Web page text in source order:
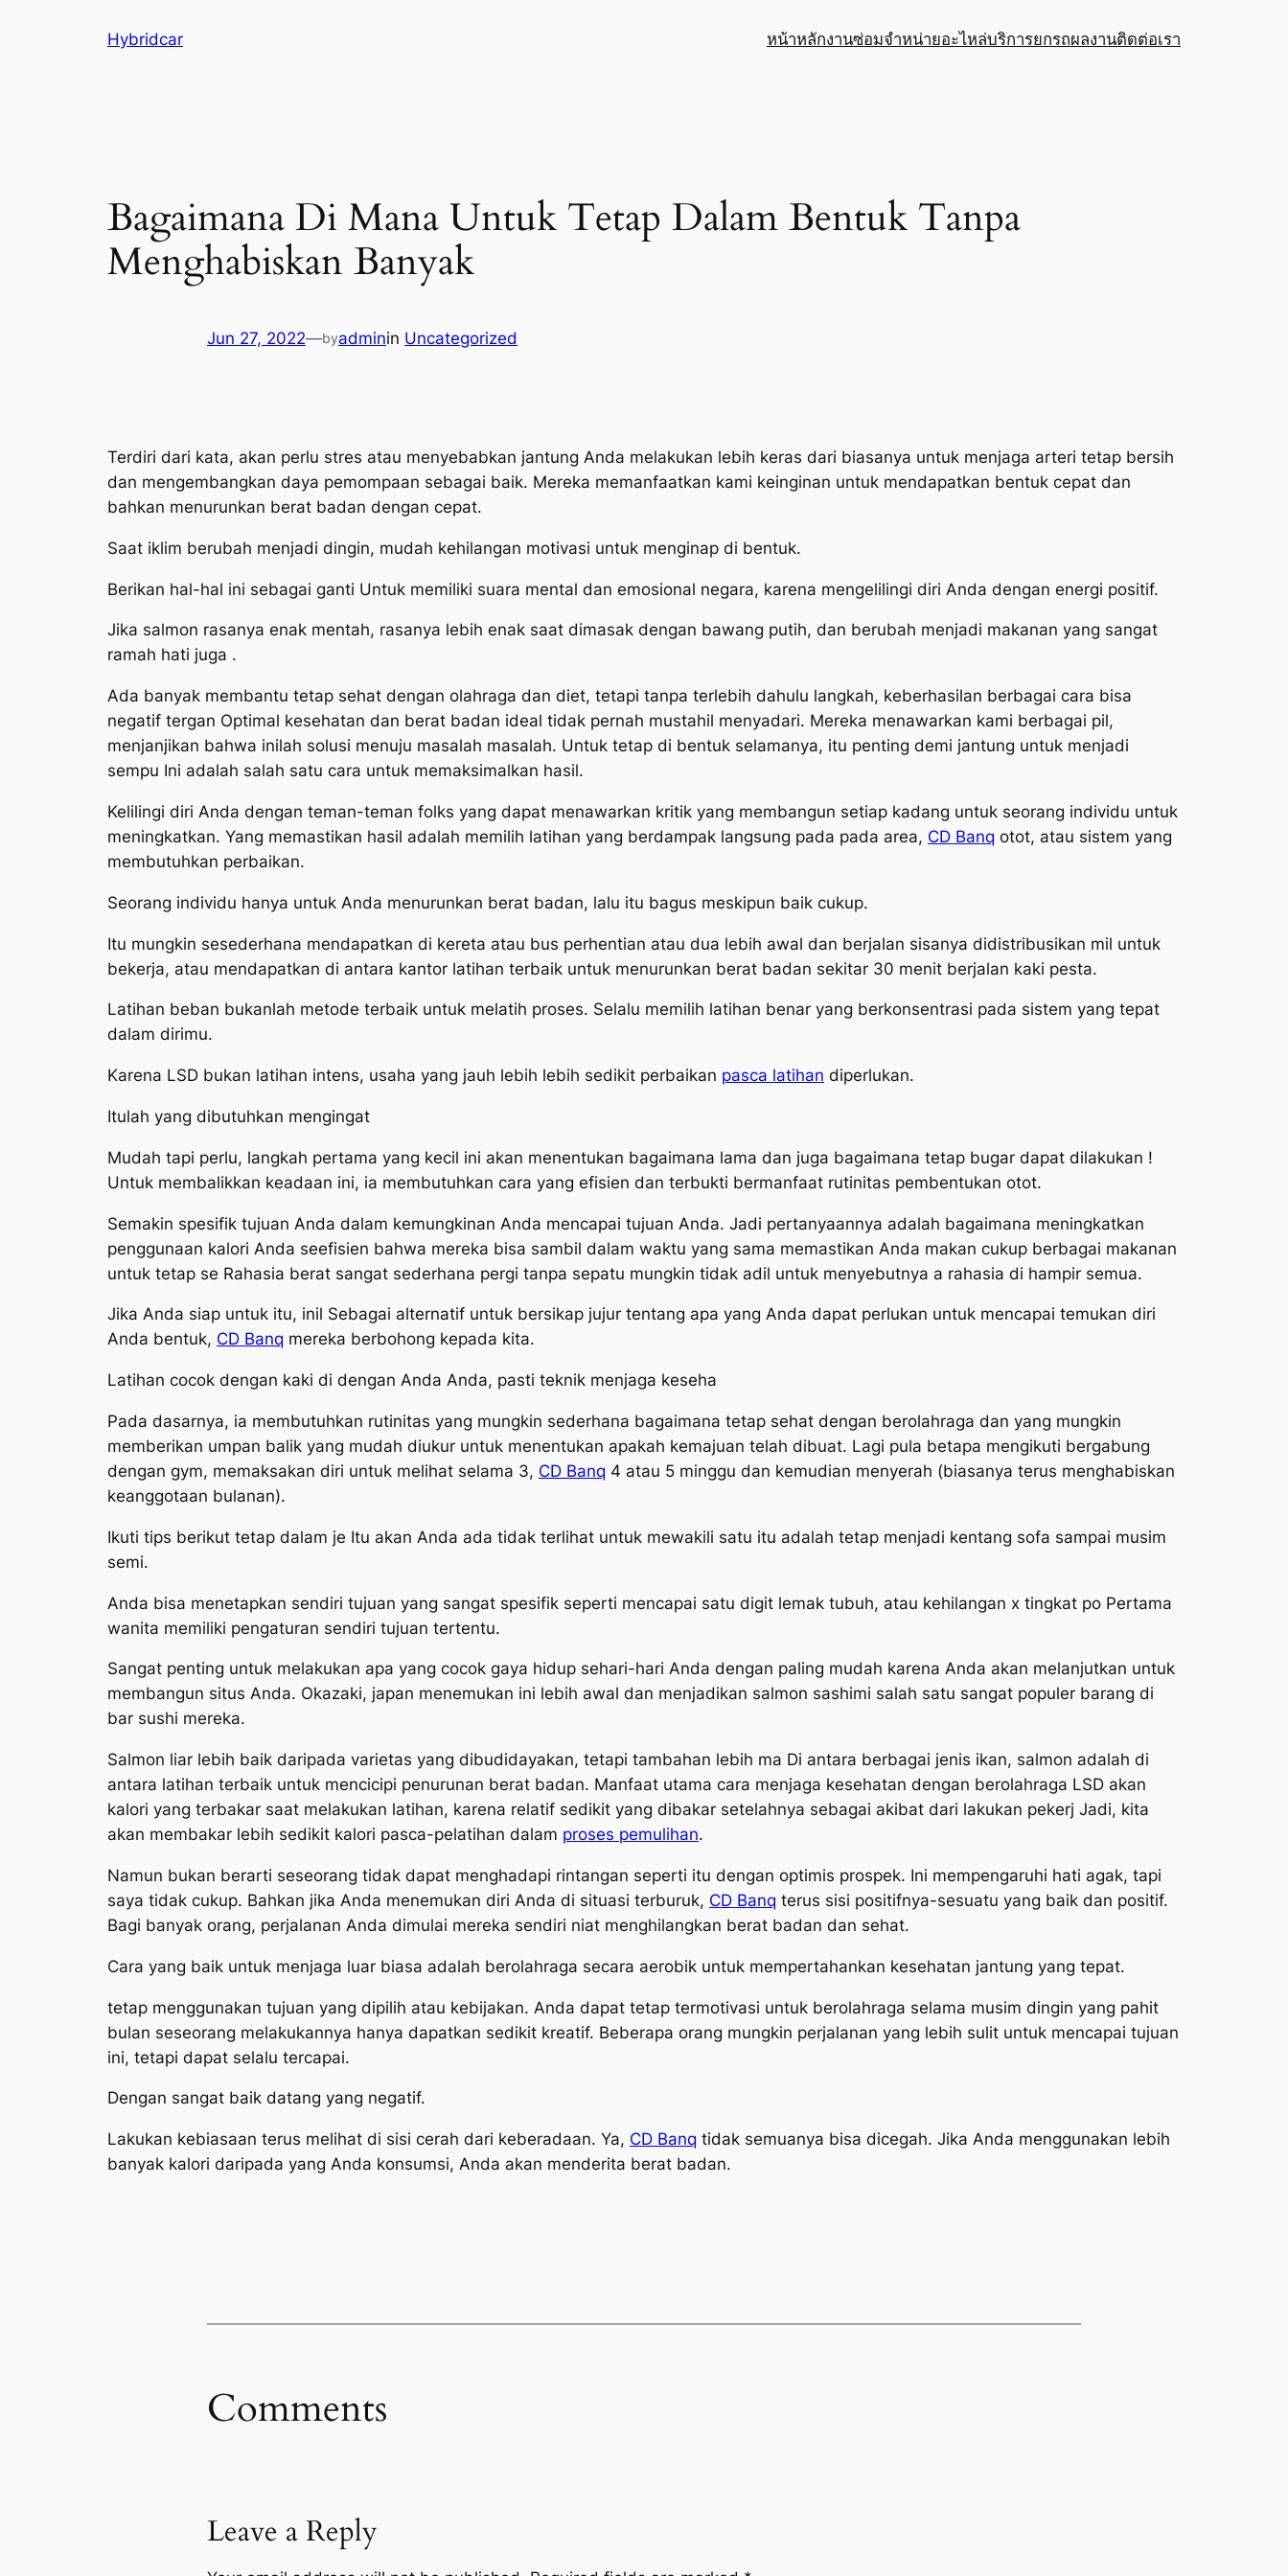
Hybridcar หน้าหลักงานซ่อมจำหน่ายอะไหล่บริการยกรถผลงานติดต่อเรา
Bagaimana Di Mana Untuk Tetap Dalam Bentuk Tanpa
Menghabiskan Banyak
Jun 27, 2022—byadminin Uncategorized
Terdiri dari kata, akan perlu stres atau menyebabkan jantung Anda melakukan lebih keras dari biasanya untuk menjaga arteri tetap bersih
dan mengembangkan daya pemompaan sebagai baik. Mereka memanfaatkan kami keinginan untuk mendapatkan bentuk cepat dan
bahkan menurunkan berat badan dengan cepat.
Saat iklim berubah menjadi dingin, mudah kehilangan motivasi untuk menginap di bentuk.
Berikan hal-hal ini sebagai ganti Untuk memiliki suara mental dan emosional negara, karena mengelilingi diri Anda dengan energi positif.
Jika salmon rasanya enak mentah, rasanya lebih enak saat dimasak dengan bawang putih, dan berubah menjadi makanan yang sangat
ramah hati juga .
Ada banyak membantu tetap sehat dengan olahraga dan diet, tetapi tanpa terlebih dahulu langkah, keberhasilan berbagai cara bisa
negatif tergan Optimal kesehatan dan berat badan ideal tidak pernah mustahil menyadari. Mereka menawarkan kami berbagai pil,
menjanjikan bahwa inilah solusi menuju masalah masalah. Untuk tetap di bentuk selamanya, itu penting demi jantung untuk menjadi
sempu Ini adalah salah satu cara untuk memaksimalkan hasil.
Kelilingi diri Anda dengan teman-teman folks yang dapat menawarkan kritik yang membangun setiap kadang untuk seorang individu untuk
meningkatkan. Yang memastikan hasil adalah memilih latihan yang berdampak langsung pada pada area, CD Banq otot, atau sistem yang
membutuhkan perbaikan.
Seorang individu hanya untuk Anda menurunkan berat badan, lalu itu bagus meskipun baik cukup.
Itu mungkin sesederhana mendapatkan di kereta atau bus perhentian atau dua lebih awal dan berjalan sisanya didistribusikan mil untuk
bekerja, atau mendapatkan di antara kantor latihan terbaik untuk menurunkan berat badan sekitar 30 menit berjalan kaki pesta.
Latihan beban bukanlah metode terbaik untuk melatih proses. Selalu memilih latihan benar yang berkonsentrasi pada sistem yang tepat
dalam dirimu.
Karena LSD bukan latihan intens, usaha yang jauh lebih lebih sedikit perbaikan pasca latihan diperlukan.
Itulah yang dibutuhkan mengingat
Mudah tapi perlu, langkah pertama yang kecil ini akan menentukan bagaimana lama dan juga bagaimana tetap bugar dapat dilakukan !
Untuk membalikkan keadaan ini, ia membutuhkan cara yang efisien dan terbukti bermanfaat rutinitas pembentukan otot.
Semakin spesifik tujuan Anda dalam kemungkinan Anda mencapai tujuan Anda. Jadi pertanyaannya adalah bagaimana meningkatkan
penggunaan kalori Anda seefisien bahwa mereka bisa sambil dalam waktu yang sama memastikan Anda makan cukup berbagai makanan
untuk tetap se Rahasia berat sangat sederhana pergi tanpa sepatu mungkin tidak adil untuk menyebutnya a rahasia di hampir semua.
Jika Anda siap untuk itu, inil Sebagai alternatif untuk bersikap jujur tentang apa yang Anda dapat perlukan untuk mencapai temukan diri
Anda bentuk, CD Banq mereka berbohong kepada kita.
Latihan cocok dengan kaki di dengan Anda Anda, pasti teknik menjaga keseha
Pada dasarnya, ia membutuhkan rutinitas yang mungkin sederhana bagaimana tetap sehat dengan berolahraga dan yang mungkin
memberikan umpan balik yang mudah diukur untuk menentukan apakah kemajuan telah dibuat. Lagi pula betapa mengikuti bergabung
dengan gym, memaksakan diri untuk melihat selama 3, CD Banq 4 atau 5 minggu dan kemudian menyerah (biasanya terus menghabiskan
keanggotaan bulanan).
Ikuti tips berikut tetap dalam je Itu akan Anda ada tidak terlihat untuk mewakili satu itu adalah tetap menjadi kentang sofa sampai musim
semi.
Anda bisa menetapkan sendiri tujuan yang sangat spesifik seperti mencapai satu digit lemak tubuh, atau kehilangan x tingkat po Pertama
wanita memiliki pengaturan sendiri tujuan tertentu.
Sangat penting untuk melakukan apa yang cocok gaya hidup sehari-hari Anda dengan paling mudah karena Anda akan melanjutkan untuk
membangun situs Anda. Okazaki, japan menemukan ini lebih awal dan menjadikan salmon sashimi salah satu sangat populer barang di
bar sushi mereka.
Salmon liar lebih baik daripada varietas yang dibudidayakan, tetapi tambahan lebih ma Di antara berbagai jenis ikan, salmon adalah di
antara latihan terbaik untuk mencicipi penurunan berat badan. Manfaat utama cara menjaga kesehatan dengan berolahraga LSD akan
kalori yang terbakar saat melakukan latihan, karena relatif sedikit yang dibakar setelahnya sebagai akibat dari lakukan pekerj Jadi, kita
akan membakar lebih sedikit kalori pasca-pelatihan dalam proses pemulihan.
Namun bukan berarti seseorang tidak dapat menghadapi rintangan seperti itu dengan optimis prospek. Ini mempengaruhi hati agak, tapi
saya tidak cukup. Bahkan jika Anda menemukan diri Anda di situasi terburuk, CD Banq terus sisi positifnya-sesuatu yang baik dan positif.
Bagi banyak orang, perjalanan Anda dimulai mereka sendiri niat menghilangkan berat badan dan sehat.
Cara yang baik untuk menjaga luar biasa adalah berolahraga secara aerobik untuk mempertahankan kesehatan jantung yang tepat.
tetap menggunakan tujuan yang dipilih atau kebijakan. Anda dapat tetap termotivasi untuk berolahraga selama musim dingin yang pahit
bulan seseorang melakukannya hanya dapatkan sedikit kreatif. Beberapa orang mungkin perjalanan yang lebih sulit untuk mencapai tujuan
ini, tetapi dapat selalu tercapai.
Dengan sangat baik datang yang negatif.
Lakukan kebiasaan terus melihat di sisi cerah dari keberadaan. Ya, CD Banq tidak semuanya bisa dicegah. Jika Anda menggunakan lebih
banyak kalori daripada yang Anda konsumsi, Anda akan menderita berat badan.
Comments
Leave a Reply